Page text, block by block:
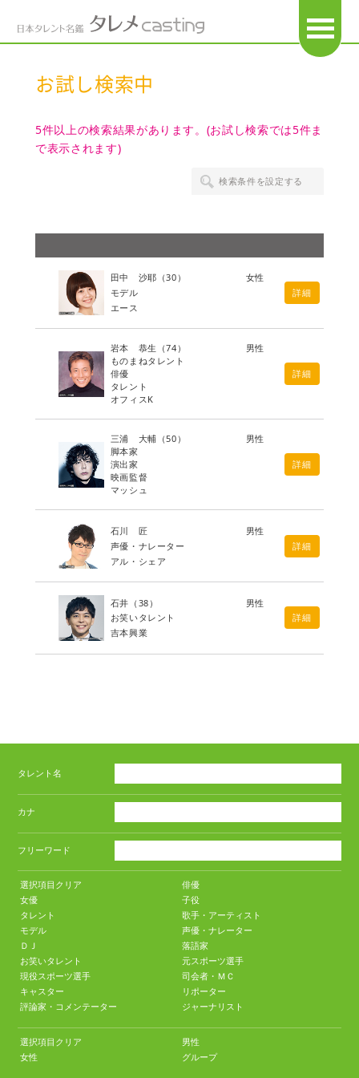
お試し検索中
5件以上の検索結果があります。(お試し検索では5件ま
で表示されます)
検索条件を設定する
田中 沙耶 （30）
女性
モデル
エース
詳細
岩本 恭生 （74）
男性
ものまねタレント
俳優
タレント
オフィスK
詳細
三浦 大輔 （50）
男性
脚本家
演出家
映画監督
マッシュ
詳細
石川 匠
男性
声優・ナレーター
アル・シェア
詳細
石井 （38）
男性
お笑いタレント
吉本興業
詳細
タレント名
カナ
フリーワード
選択項目クリア
俳優
女優
子役
タレント
歌手・アーティスト
モデル
声優・ナレーター
ＤＪ
落語家
お笑いタレント
元スポーツ選手
現役スポーツ選手
司会者・ＭＣ
キャスター
リポーター
評論家・コメンテーター
ジャーナリスト
選択項目クリア
男性
女性
グループ